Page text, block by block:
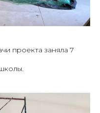
проекта заняла 7